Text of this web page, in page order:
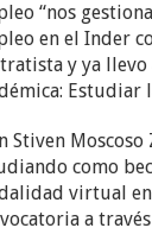
“nos
en el Inder
y ya llevo
Estudiar
Stiven
como
virtual
a